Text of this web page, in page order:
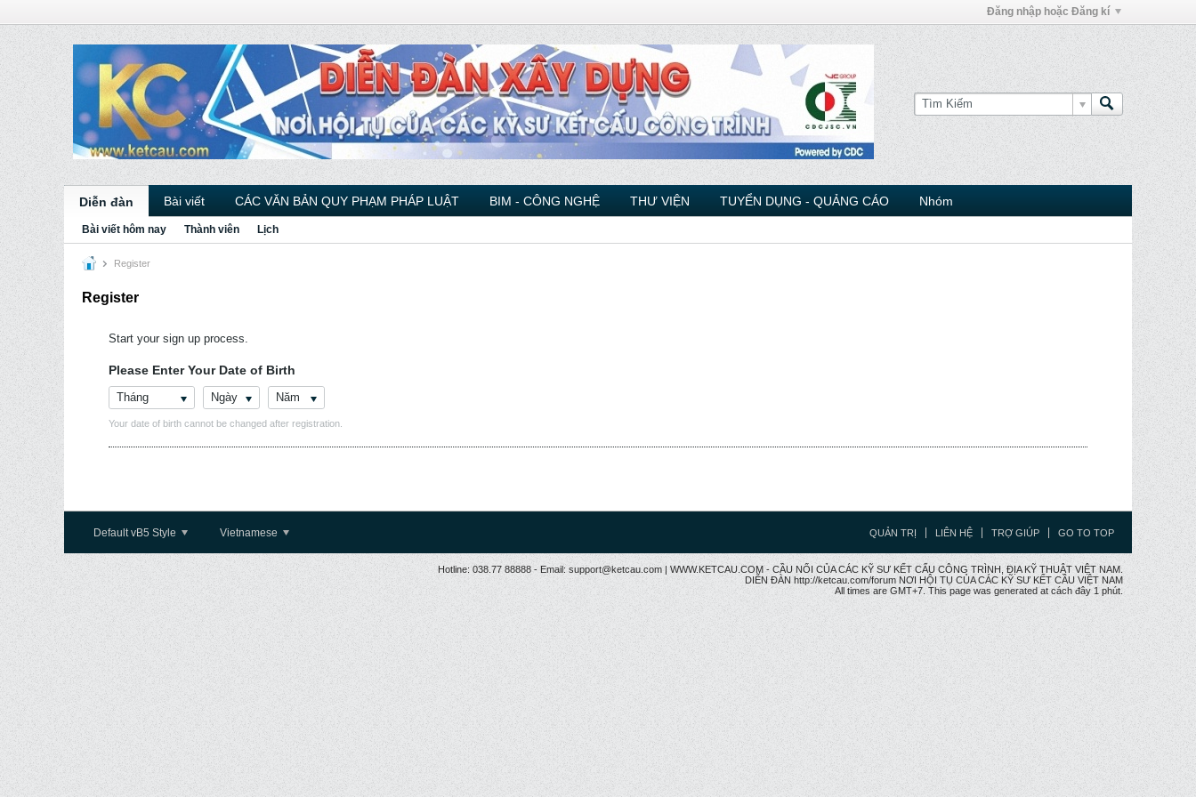
Đăng nhập hoặc Đăng kí
Diễn đàn Bài viết CÁC VĂN BẢN QUY PHẠM PHÁP LUẬT BIM - CÔNG NGHỆ THƯ VIỆN TUYỂN DỤNG - QUẢNG CÁO Nhóm
Bài viết hôm nay Thành viên Lịch
Register
Register
Start your sign up process.
Please Enter Your Date of Birth
Tháng Ngày Năm
Your date of birth cannot be changed after registration.
Default vB5 Style Vietnamese QUẢN TRỊ LIÊN HỆ TRỢ GIÚP GO TO TOP
Hotline: 038.77 88888 - Email: support@ketcau.com | WWW.KETCAU.COM - CẦU NỐI CỦA CÁC KỸ SƯ KẾT CẤU CÔNG TRÌNH, ĐỊA KỸ THUẬT VIỆT NAM.
DIỄN ĐÀN http://ketcau.com/forum NƠI HỘI TỤ CỦA CÁC KỸ SƯ KẾT CÂU VIỆT NAM
All times are GMT+7. This page was generated at cách đây 1 phút.